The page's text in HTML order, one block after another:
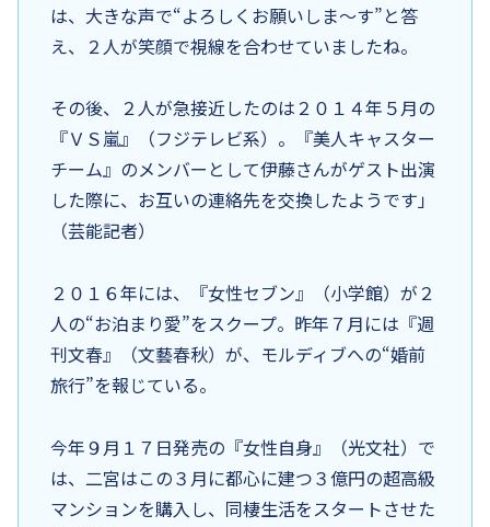
は、大きな声で“よろしくお願いしま～す”と答
え、２人が笑顔で視線を合わせていましたね。
その後、２人が急接近したのは２０１４年５月の
『ＶＳ嵐』（フジテレビ系）。『美人キャスター
チーム』のメンバーとして伊藤さんがゲスト出演
した際に、お互いの連絡先を交換したようです」
（芸能記者）
２０１６年には、『女性セブン』（小学館）が２
人の“お泊まり愛”をスクープ。昨年７月には『週
刊文春』（文藝春秋）が、モルディブへの“婚前
旅行”を報じている。
今年９月１７日発売の『女性自身』（光文社）で
は、二宮はこの３月に都心に建つ３億円の超高級
マンションを購入し、同棲生活をスタートさせた